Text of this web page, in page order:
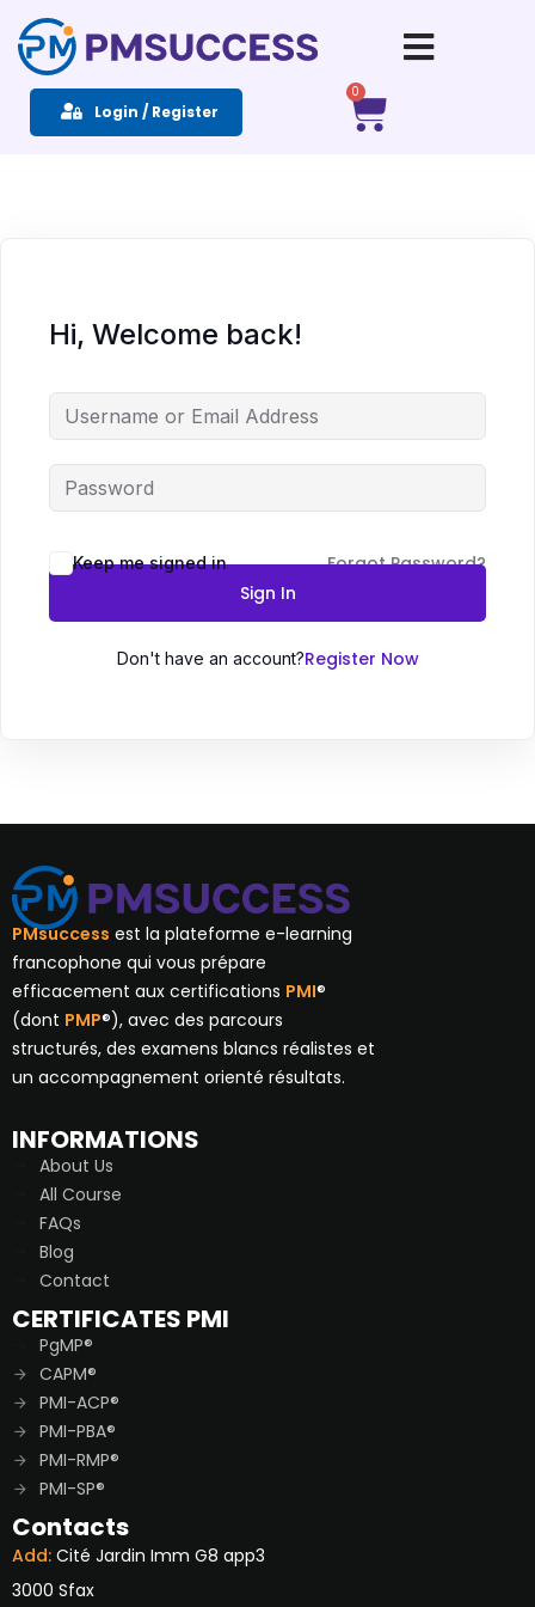
Login / Register
0
Hi, Welcome back!
Keep me signed in
Forgot Password?
Sign In
Don't have an account?Register Now
PMsuccess est la plateforme e-learning
francophone qui vous prépare
efficacement aux certifications PMI®
(dont PMP®), avec des parcours
structurés, des examens blancs réalistes et
un accompagnement orienté résultats.
INFORMATIONS
About Us
All Course
FAQs
Blog
Contact
CERTIFICATES PMI
PgMP®
CAPM®
PMI-ACP®
PMI-PBA®
PMI-RMP®
PMI-SP®
Contacts
Add: Cité Jardin Imm G8 app3
3000 Sfax
Sign in Sign up
Sign in
Remember me Lost your password?